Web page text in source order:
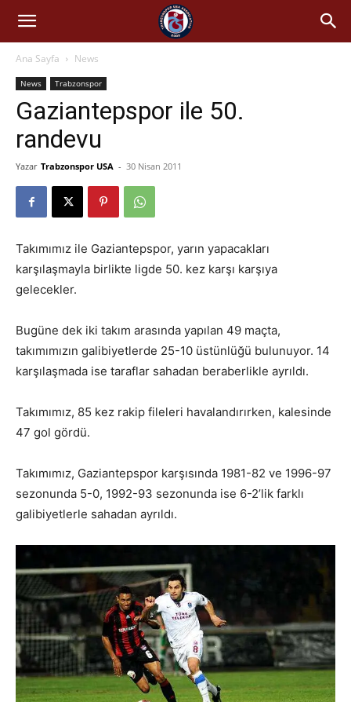
Ana Sayfa News
News Trabzonspor
Gaziantepspor ile 50.
randevu
Yazar Trabzonspor USA - 30 Nisan 2011
Takımımız ile Gaziantepspor, yarın yapacakları
karşılaşmayla birlikte ligde 50. kez karşı karşıya
gelecekler.
Bugüne dek iki takım arasında yapılan 49 maçta,
takımımızın galibiyetlerde 25-10 üstünlüğü bulunuyor. 14
karşılaşmada ise taraflar sahadan beraberlikle ayrıldı.
Takımımız, 85 kez rakip fileleri havalandırırken, kalesinde
47 gol gördü.
Takımımız, Gaziantepspor karşısında 1981-82 ve 1996-97
sezonunda 5-0, 1992-93 sezonunda ise 6-2’lik farklı
galibiyetlerle sahadan ayrıldı.